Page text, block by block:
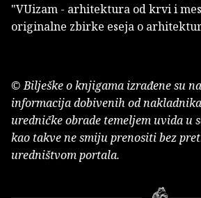
"VUizam - arhitektura od krvi i
originalne zbirke eseja o
© Bilješke o knjigama izrađene su
informacija dobivenih od
uredničke obrade temeljem uvida u
kao takve ne smiju prenositi bez
uredništvom portala.